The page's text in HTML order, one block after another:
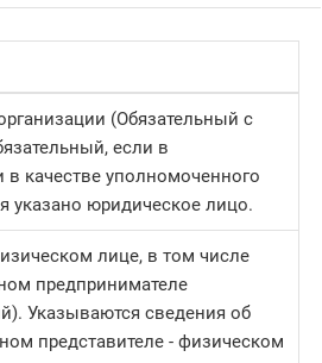
(Обязательный с
если в
в качестве уполномоченного
указано юридическое лицо.
лице, в том числе
предпринимателе
Указываются сведения об
представителе - физическом